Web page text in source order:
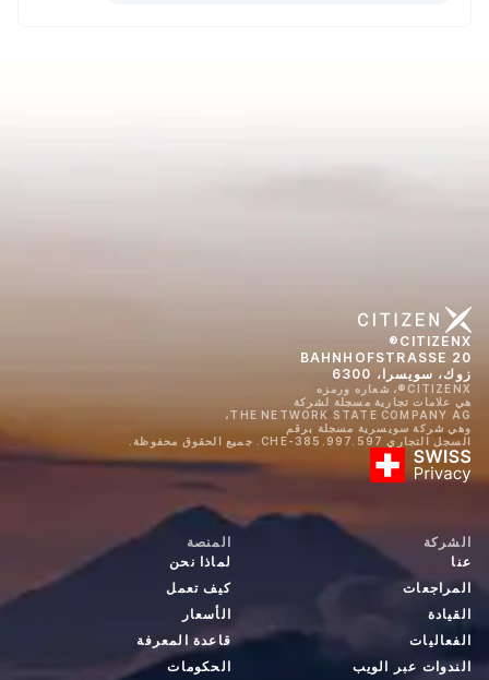
CITIZENX®
BAHNHOFSTRASSE 20
زوك، سويسرا، 6300
CITIZENX®، شعاره ورمزه
هي علامات تجارية مسجلة لشركة
THE NETWORK STATE COMPANY AG،
وهي شركة سويسرية مسجلة برقم
السجل التجاري CHE-385.997.597. جميع الحقوق محفوظة.
الشركة
عنا
المراجعات
القيادة
الفعاليات
الندوات عبر الويب
المنصة
لماذا نحن
كيف تعمل
الأسعار
قاعدة المعرفة
الحكومات